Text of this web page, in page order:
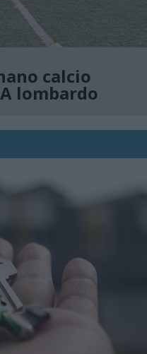
calcio
lombardo